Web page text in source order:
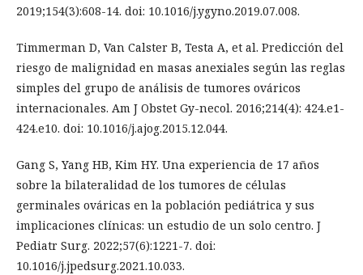
2019;154(3):608-14. doi: 10.1016/j.ygyno.2019.07.008.
Timmerman D, Van Calster B, Testa A, et al. Predicción del
riesgo de malignidad en masas anexiales según las reglas
simples del grupo de análisis de tumores ováricos
internacionales. Am J Obstet Gy-necol. 2016;214(4): 424.e1-
424.e10. doi: 10.1016/j.ajog.2015.12.044.
Gang S, Yang HB, Kim HY. Una experiencia de 17 años
sobre la bilateralidad de los tumores de células
germinales ováricas en la población pediátrica y sus
implicaciones clínicas: un estudio de un solo centro. J
Pediatr Surg. 2022;57(6):1221-7. doi:
10.1016/j.jpedsurg.2021.10.033.